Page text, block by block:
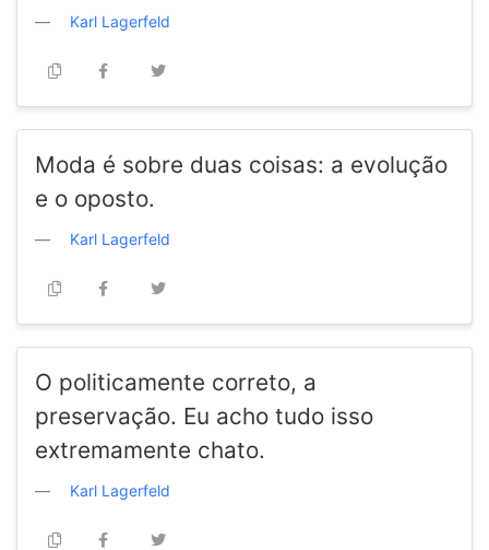
Karl Lagerfeld
Moda é sobre duas coisas: a evolução
e o oposto.
Karl Lagerfeld
O politicamente correto, a
preservação. Eu acho tudo isso
extremamente chato.
Karl Lagerfeld